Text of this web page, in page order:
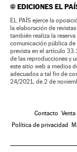
©EDICIONES EL
EL PAÍS ejerce la
la elaboración de
también realiza la
comunicación pública de
prevista en el artículo
de las reproducciones y
este sitio web a medios
adecuados a tal fin de
24/2021, de 2 de
Contacto
Política de privacidad